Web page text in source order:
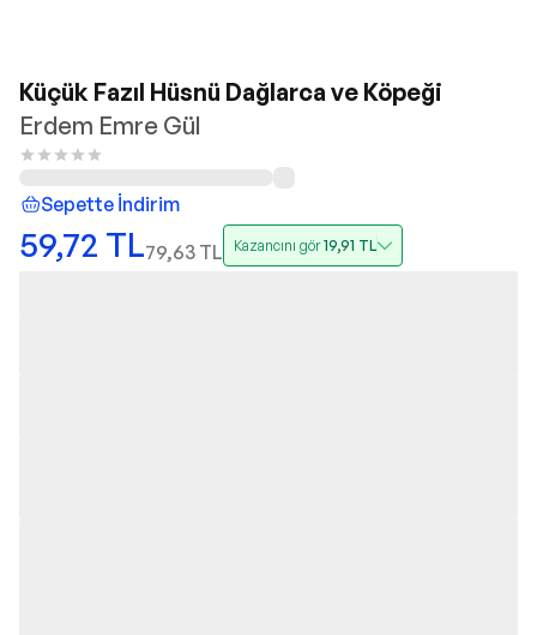
Küçük Fazıl Hüsnü Dağlarca ve Köpeği
Erdem Emre Gül
Sepette İndirim
59,72 TL79,63 TL Kazancını gör19,91 TL